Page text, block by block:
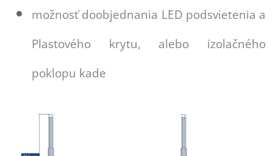
možnosť doobjednania LED podsvietenia a
Plastového krytu, alebo izolačného
poklopu kade